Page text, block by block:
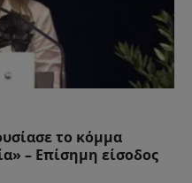
το κόμμα
– Επίσημη είσοδος